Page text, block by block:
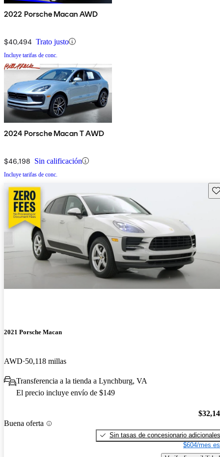
2022 Porsche Macan AWD
$40,494 Trato justo
Incluye tarifas de conc.
2024 Porsche Macan T AWD
$46,198 Sin calificación
Incluye tarifas de conc.
2021 Porsche Macan
AWD 50,118 millas
Transferencia a la tienda a Lynchburg, VA
El precio incluye envío de $149
Buena oferta
Sin tasas de concesionario adicionales
$604/mes